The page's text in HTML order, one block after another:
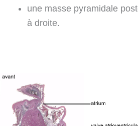
une masse pyramidale
à droite.